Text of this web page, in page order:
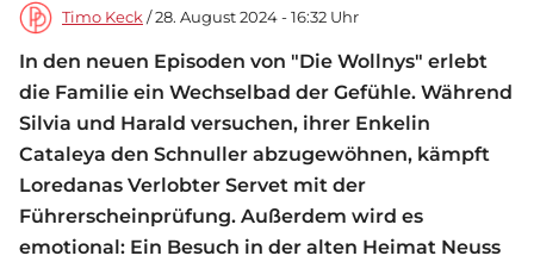
Timo Keck / 28. August 2024 - 16:32 Uhr
In den neuen Episoden von "Die Wollnys" erlebt
die Familie ein Wechselbad der Gefühle. Während
Silvia und Harald versuchen, ihrer Enkelin
Cataleya den Schnuller abzugewöhnen, kämpft
Loredanas Verlobter Servet mit der
Führerscheinprüfung. Außerdem wird es
emotional: Ein Besuch in der alten Heimat Neuss